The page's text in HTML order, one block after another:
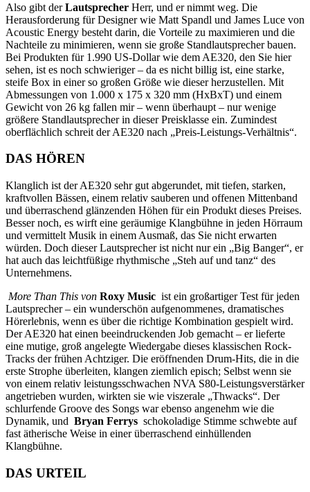
Also gibt derLautsprecher Herr, und er nimmt weg. Die
Herausforderung für Designer wie Matt Spandl und James Luce von
Acoustic Energy besteht darin, die Vorteile zu maximieren und die
Nachteile zu minimieren, wenn sie große Standlautsprecher bauen.
Bei Produkten für 1.990 US-Dollar wie dem AE320, den Sie hier
sehen, ist es noch schwieriger – da es nicht billig ist, eine starke,
steife Box in einer so großen Größe wie dieser herzustellen. Mit
Abmessungen von 1.000 x 175 x 320 mm (HxBxT) und einem
Gewicht von 26 kg fallen mir – wenn überhaupt – nur wenige
größere Standlautsprecher in dieser Preisklasse ein. Zumindest
oberflächlich schreit der AE320 nach „Preis-Leistungs-Verhältnis“.
DAS HÖREN
Klanglich ist der AE320 sehr gut abgerundet, mit tiefen, starken,
kraftvollen Bässen, einem relativ sauberen und offenen Mittenband
und überraschend glänzenden Höhen für ein Produkt dieses Preises.
Besser noch, es wirft eine geräumige Klangbühne in jeden Hörraum
und vermittelt Musik in einem Ausmaß, das Sie nicht erwarten
würden. Doch dieser Lautsprecher ist nicht nur ein „Big Banger“, er
hat auch das leichtfüßige rhythmische „Steh auf und tanz“ des
Unternehmens.
More Than This von Roxy Music ist ein großartiger Test für jeden
Lautsprecher – ein wunderschön aufgenommenes, dramatisches
Hörerlebnis, wenn es über die richtige Kombination gespielt wird.
Der AE320 hat einen beeindruckenden Job gemacht – er lieferte
eine mutige, groß angelegte Wiedergabe dieses klassischen Rock-
Tracks der frühen Achtziger. Die eröffnenden Drum-Hits, die in die
erste Strophe überleiten, klangen ziemlich episch; Selbst wenn sie
von einem relativ leistungsschwachen NVA S80-Leistungsverstärker
angetrieben wurden, wirkten sie wie viszerale „Thwacks“. Der
schlurfende Groove des Songs war ebenso angenehm wie die
Dynamik, und Bryan Ferrys schokoladige Stimme schwebte auf
fast ätherische Weise in einer überraschend einhüllenden
Klangbühne.
DAS URTEIL